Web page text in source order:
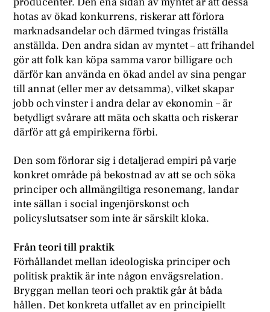
hotas av ökad konkurrens, riskerar att förlora
marknadsandelar och därmed tvingas friställa
anställda. Den andra sidan av myntet – att frihandel
gör att folk kan köpa samma varor billigare och
därför kan använda en ökad andel av sina pengar
till annat (eller mer av detsamma), vilket skapar
jobb och vinster i andra delar av ekonomin – är
betydligt svårare att mäta och skatta och riskerar
därför att gå empirikerna förbi.
Den som förlorar sig i detaljerad empiri på varje
konkret område på bekostnad av att se och söka
principer och allmängiltiga resonemang, landar
inte sällan i social ingenjörskonst och
policyslutsatser som inte är särskilt kloka.
Från teori till praktik
Förhållandet mellan ideologiska principer och
politisk praktik är inte någon envägsrelation.
Bryggan mellan teori och praktik går åt båda
hållen. Det konkreta utfallet av en principiellt